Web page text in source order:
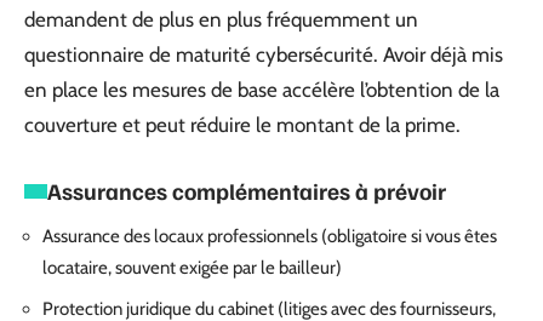
demandent de plus en plus fréquemment un
questionnaire de maturité cybersécurité. Avoir déjà mis
en place les mesures de base accélère l’obtention de la
couverture et peut réduire le montant de la prime.
Assurances complémentaires à prévoir
Assurance des locaux professionnels (obligatoire si vous êtes
locataire, souvent exigée par le bailleur)
Protection juridique du cabinet (litiges avec des fournisseurs,